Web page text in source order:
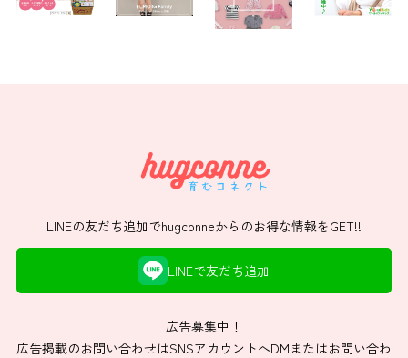
LINEの友だち追加でhugconneからのお得な情報をGET!!
LINEで友だち追加
広告募集中！
広告掲載のお問い合わせはSNSアカウントへDMまたはお問い合わ